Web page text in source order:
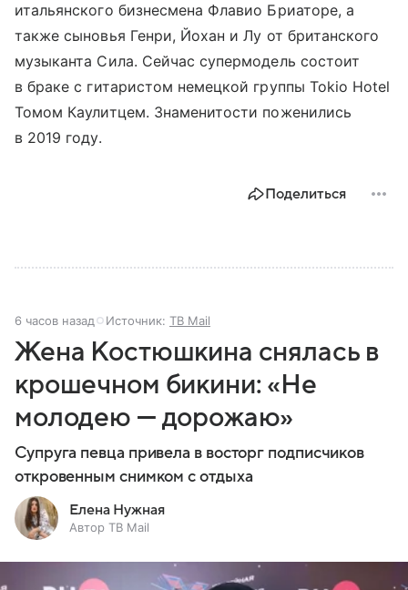
итальянского бизнесмена Флавио Бриаторе, а
также сыновья Генри, Йохан и Лу от британского
музыканта Сила. Сейчас супермодель состоит
в браке с гитаристом немецкой группы Tokio Hotel
Томом Каулитцем. Знаменитости поженились
в 2019 году.
Поделиться
6 часов назад Источник: ТВ Mail
Жена Костюшкина снялась в
крошечном бикини: «Не
молодею — дорожаю»
Супруга певца привела в восторг подписчиков
откровенным снимком с отдыха
Елена Нужная
Автор ТВ Mail